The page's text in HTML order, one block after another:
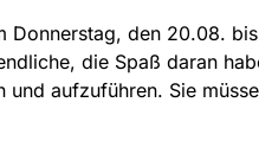
Donnerstag, den 20.08.
die Spaß daran
und aufzuführen. Sie